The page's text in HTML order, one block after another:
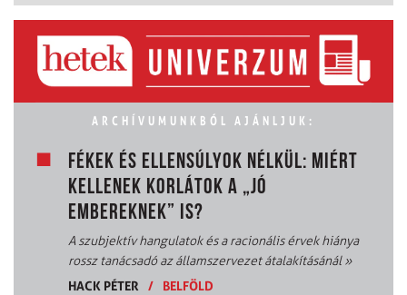
ARCHÍVUMUNKBÓL AJÁNLJUK:
FÉKEK ÉS ELLENSÚLYOK NÉLKÜL: MIÉRT
KELLENEK KORLÁTOK A „JÓ
EMBEREKNEK” IS?
A szubjektív hangulatok és a racionális érvek hiánya
rossz tanácsadó az államszervezet átalakításánál»
HACK PÉTER / BELFÖLD